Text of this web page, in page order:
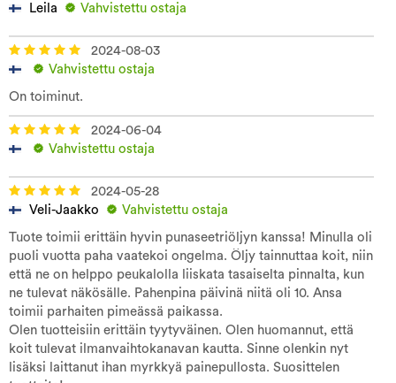
Leila
Vahvistettu ostaja
2024-08-03
Vahvistettu ostaja
On toiminut.
2024-06-04
Vahvistettu ostaja
2024-05-28
Veli-Jaakko
Vahvistettu ostaja
Tuote toimii erittäin hyvin punaseetriöljyn kanssa! Minulla oli
puoli vuotta paha vaatekoi ongelma. Öljy tainnuttaa koit, niin
että ne on helppo peukalolla liiskata tasaiselta pinnalta, kun
ne tulevat näkösälle. Pahenpina päivinä niitä oli 10. Ansa
toimii parhaiten pimeässä paikassa.
Olen tuotteisiin erittäin tyytyväinen. Olen huomannut, että
koit tulevat ilmanvaihtokanavan kautta. Sinne olenkin nyt
lisäksi laittanut ihan myrkkyä painepullosta. Suosittelen